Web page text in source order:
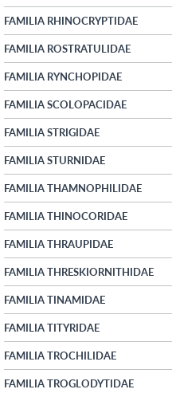
FAMILIA RHINOCRYPTIDAE
FAMILIA ROSTRATULIDAE
FAMILIA RYNCHOPIDAE
FAMILIA SCOLOPACIDAE
FAMILIA STRIGIDAE
FAMILIA STURNIDAE
FAMILIA THAMNOPHILIDAE
FAMILIA THINOCORIDAE
FAMILIA THRAUPIDAE
FAMILIA THRESKIORNITHIDAE
FAMILIA TINAMIDAE
FAMILIA TITYRIDAE
FAMILIA TROCHILIDAE
FAMILIA TROGLODYTIDAE